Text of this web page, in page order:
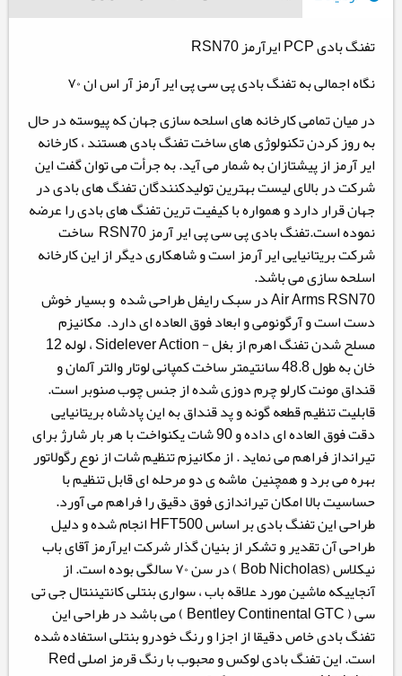
تفنگ بادی PCP ایرآرمز RSN70
نگاه اجمالی به تفنگ بادی پی سی پی ایر آرمز آر اس ان ۷۰
در میان تمامی کارخانه های اسلحه سازی جهان که پیوسته در حال
به روز کردن تکنولوژی های ساخت تفنگ بادی هستند ، کارخانه
ایر آرمز از پیشتازان به شمار می آید. به جرأت می توان گفت این
شرکت در بالای لیست بهترین تولیدکنندگان تفنگ های بادی در
جهان قرار دارد و همواره با کیفیت ترین تفنگ های بادی را عرضه
نموده است. تفنگ بادی پی سی پی ایر آرمز RSN70 ساخت
شرکت بریتانیایی ایر آرمز است وشاهکاری دیگر از این کارخانه
اسلحه سازی می باشد.
Air Arms RSN70 در سبک رایفل طراحی شده و بسیار خوش
دست است و آرگونومی و ابعاد فوق العاده ای دارد. مکانیزم
مسلح شدن تفنگ اهرم از بغل - Sidelever Action ، لوله 12
خان به طول 48.8 سانتیمتر ساخت کمپانی لوتار والتر آلمان و
قنداق مونت کارلو چرم دوزی شده از جنس چوب صنوبر است.
قابلیت تنظیم قطعه گونه و پد قنداقبه این پادشاه بریتانیایی
دقت فوق العاده ای داده و 90 شات یکنواخت با هر بار شارژ برای
تیرانداز فراهم می نماید . از مکانیزم تنظیم شات از نوع رگولاتور
بهره می برد و همچنین ماشه ی دو مرحله ای قابل تنظیم با
حساسیت بالا امکان تیراندازی فوق دقیق را فراهم می آورد.
طراحی این تفنگ بادی بر اساس HFT500 انجام شده و دلیل
طراحی آن تقدیر و تشکر از بنیان گذار شرکت ایرآرمز آقای باب
نیکلاس (Bob Nicholas ) در سن ۷۰ سالگی بوده است. از
آنجاییکه ماشین مورد علاقه باب ، سواری بنتلی کانتیننتال جی تی
سی ( Bentley Continental GTC ) می باشد در طراحی این
تفنگ بادی خاص دقیقا از اجزا و رنگ خودرو بنتلی استفاده شده
است. این تفنگ بادی لوکس و محبوب با رنگ قرمز اصلی Red